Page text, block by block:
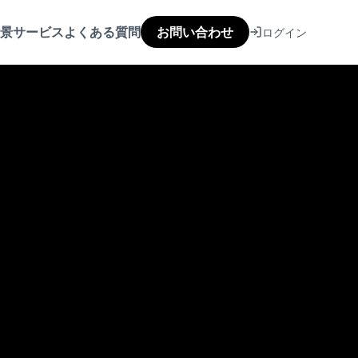
サービスよくある質問 お問い合わせ ログイン